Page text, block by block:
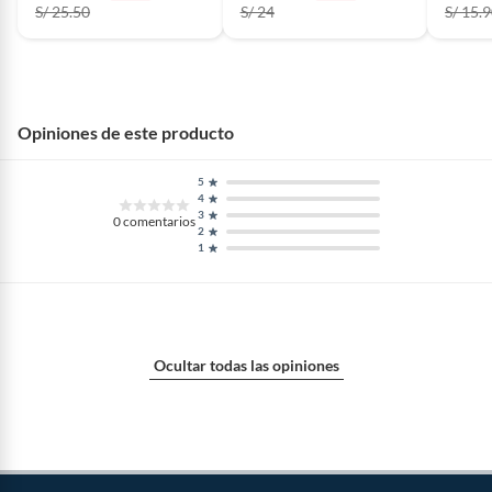
S/ 25.50 S/ 24 S/
Opiniones de este producto
0comentarios
1
2
3
4
5
Ocultar todas las opiniones